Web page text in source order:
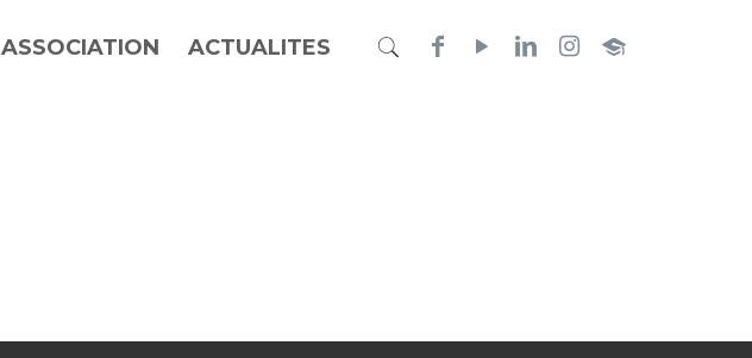
ASSOCIATION ACTUALITES